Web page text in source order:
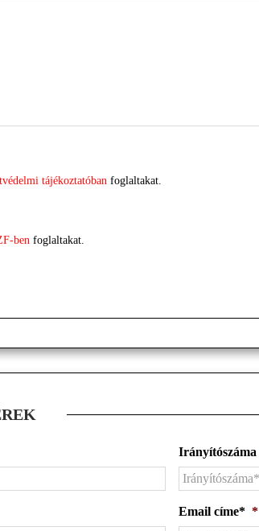
tájékoztatóban foglaltakat.
ben foglaltakat.
Irányítószáma
Email címe* *